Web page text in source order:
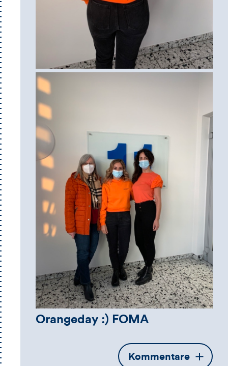
Orangeday :) FOMA
Öffnet
Kommentare